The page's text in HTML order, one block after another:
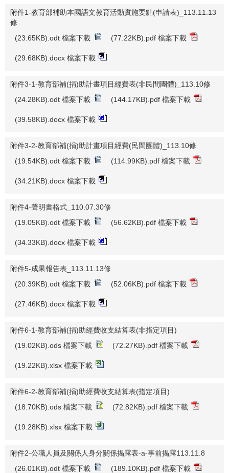
附件1-教育部補助本國語文教育活動實施要點(申請表)_113.11.13
修
(23.65KB).odt 檔案下載
(77.22KB).pdf 檔案下載
(29.68KB).docx 檔案下載
附件3-1-教育部補(捐)助計畫項目經費表(非民間團體)_113.10修
(24.28KB).odt 檔案下載
(144.17KB).pdf 檔案下載
(39.58KB).docx 檔案下載
附件3-2-教育部補(捐)助計畫項目經費(民間團體)_113.10修
(19.54KB).odt 檔案下載
(114.99KB).pdf 檔案下載
(34.21KB).docx 檔案下載
附件4-聲明書格式_110.07.30修
(19.05KB).odt 檔案下載
(56.62KB).pdf 檔案下載
(34.33KB).docx 檔案下載
附件5-成果報告表_113.11.13修
(20.39KB).odt 檔案下載
(52.06KB).pdf 檔案下載
(27.46KB).docx 檔案下載
附件6-1-教育部補(捐)助經費收支結算表(非指定項目)
(19.02KB).ods 檔案下載
(72.27KB).pdf 檔案下載
(19.22KB).xlsx 檔案下載
附件6-2-教育部補(捐)助經費收支結算表(指定項目)
(18.70KB).ods 檔案下載
(72.82KB).pdf 檔案下載
(19.28KB).xlsx 檔案下載
附件2-公職人員及關係人身分關係揭露表-a-事前揭露113.11.8
(26.01KB).odt 檔案下載
(189.10KB).pdf 檔案下載